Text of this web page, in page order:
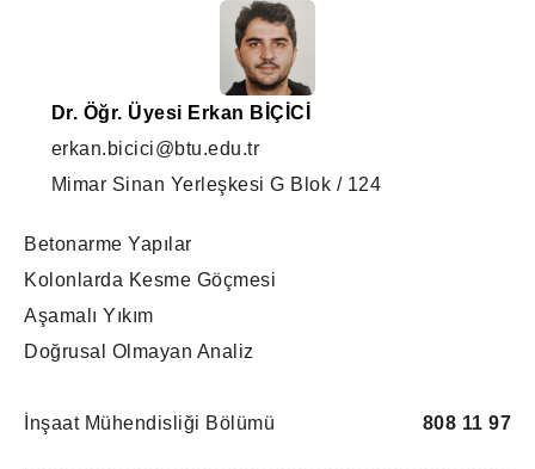
Dr. Öğr. Üyesi Erkan BİÇİCİ
erkan.bicici@btu.edu.tr
Mimar Sinan Yerleşkesi G Blok / 124
Betonarme Yapılar
Kolonlarda Kesme Göçmesi
Aşamalı Yıkım
Doğrusal Olmayan Analiz
808 11 97
İnşaat Mühendisliği Bölümü